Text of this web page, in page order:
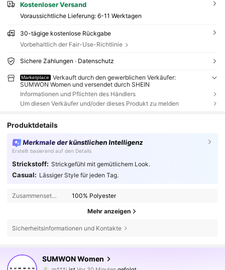
Kostenloser Versand
Voraussichtliche Lieferung: 6-11 Werktagen
30-tägige kostenlose Rückgabe
Vorbehaltlich der Fair-Use-Richtlinie
Sichere Zahlungen · Datenschutz
Marketplace
Verkauft durch den gewerblichen Verkäufer:
SUMWON Women und versendet durch SHEIN
Informationen und Pflichten des Händlers
Um diesen Verkäufer und/oder dieses Produkt zu melden
Produktdetails
Merkmale der künstlichen Intelligenz
Erstellt basierend auf den Details
Strickstoff: Strickgefühl mit gemütlichem Look.
Casual: Lässiger Style für jeden Tag.
Zusammensetzung: 100% Polyester
Mehr anzeigen
Sicherheitsinformationen und Kontakte
SUMWON Women
m***i ist Vor 30 Minuten
gefolgt